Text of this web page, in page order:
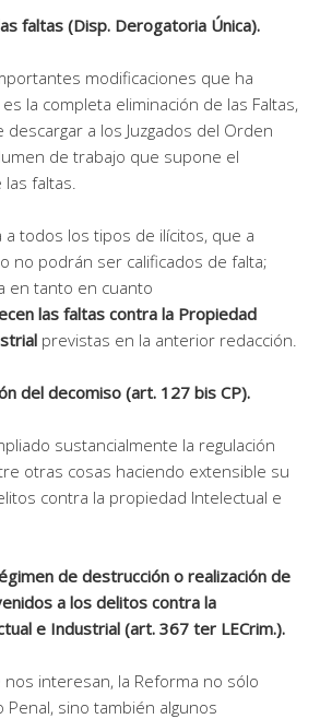
faltas (Disp. Derogatoria Única).
modificaciones que ha
la completa eliminación de las Faltas,
descargar a los Juzgados del Orden
de trabajo que supone el
las faltas.
todos los tipos de ilícitos, que a
no podrán ser calificados de falta;
en tanto en cuanto
las faltas contra la Propiedad
previstas en la anterior redacción.
del decomiso (art. 127 bis CP).
sustancialmente la regulación
otras cosas haciendo extensible su
contra la propiedad Intelectual e
de destrucción o realización de
a los delitos contra la
e Industrial (art. 367 ter LECrim.).
interesan, la Reforma no sólo
Penal, sino también algunos